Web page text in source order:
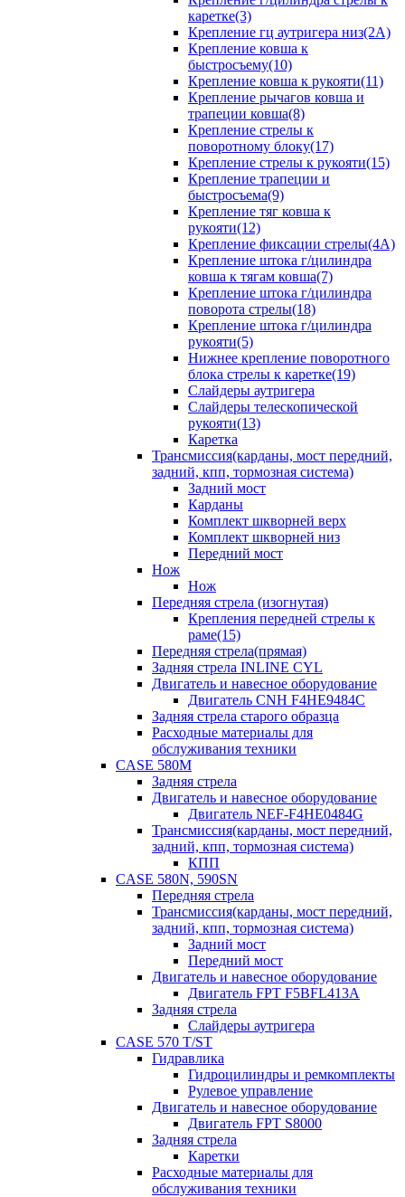
каретке(3)
Крепление гц аутригера низ(2А)
Крепление ковша к
быстросъему(10)
Крепление ковша к рукояти(11)
Крепление рычагов ковша и
трапеции ковша(8)
Крепление стрелы к
поворотному блоку(17)
Крепление стрелы к рукояти(15)
Крепление трапеции и
быстросъема(9)
Крепление тяг ковша к
рукояти(12)
Крепление фиксации стрелы(4A)
Крепление штока г/цилиндра
ковша к тягам ковша(7)
Крепление штока г/цилиндра
поворота стрелы(18)
Крепление штока г/цилиндра
рукояти(5)
Нижнее крепление поворотного
блока стрелы к каретке(19)
Слайдеры аутригера
Слайдеры телескопической
рукояти(13)
Каретка
Трансмиссия(карданы, мост передний,
задний, кпп, тормозная система)
Задний мост
Карданы
Комплект шкворней верх
Комплект шкворней низ
Передний мост
Нож
Нож
Передняя стрела (изогнутая)
Крепления передней стрелы к
раме(15)
Передняя стрела(прямая)
Задняя стрела INLINE CYL
Двигатель и навесное оборудование
Двигатель CNH F4HE9484C
Задняя стрела старого образца
Расходные материалы для
обслуживания техники
CASE 580M
Задняя стрела
Двигатель и навесное оборудование
Двигатель NEF-F4HE0484G
Трансмиссия(карданы, мост передний,
задний, кпп, тормозная система)
КПП
CASE 580N, 590SN
Передняя стрела
Трансмиссия(карданы, мост передний,
задний, кпп, тормозная система)
Задний мост
Передний мост
Двигатель и навесное оборудование
Двигатель FPT F5BFL413A
Задняя стрела
Слайдеры аутригера
CASE 570 T/ST
Гидравлика
Гидроцилиндры и ремкомплекты
Рулевое управление
Двигатель и навесное оборудование
Двигатель FPT S8000
Задняя стрела
Каретки
Расходные материалы для
обслуживания техники